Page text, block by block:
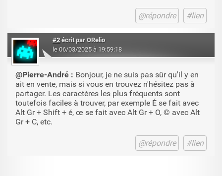
@répondre #lien
#2écrit par ORelio
le 06/03/2025 à 19:59:18
@Pierre-André : Bonjour, je ne suis pas sûr qu'il y en
ait en vente, mais si vous en trouvez n'hésitez pas à
partager. Les caractères les plus fréquents sont
toutefois faciles à trouver, par exemple É se fait avec
Alt Gr + Shift + é, œ se fait avec Alt Gr + O, © avec Alt
Gr + C, etc.
@répondre #lien